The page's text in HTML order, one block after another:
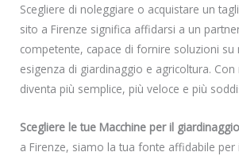
Scegliere di noleggiare o acquistare un
sito a Firenze significa affidarsi a un
competente, capace di fornire soluzioni su
esigenza di giardinaggio e agricoltura.
diventa più semplice, più veloce e più
Scegliere le tue Macchine per il
a Firenze, siamo la tua fonte affidabile per